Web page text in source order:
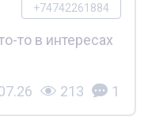
+74742261884
то в интересах
213 1